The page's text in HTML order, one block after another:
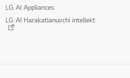
LG AI Appliances
LG AI Harakatlanuvchi intellekt